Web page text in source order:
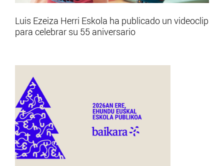
Luis Ezeiza Herri Eskola ha publicado un videoclip
para celebrar su 55 aniversario